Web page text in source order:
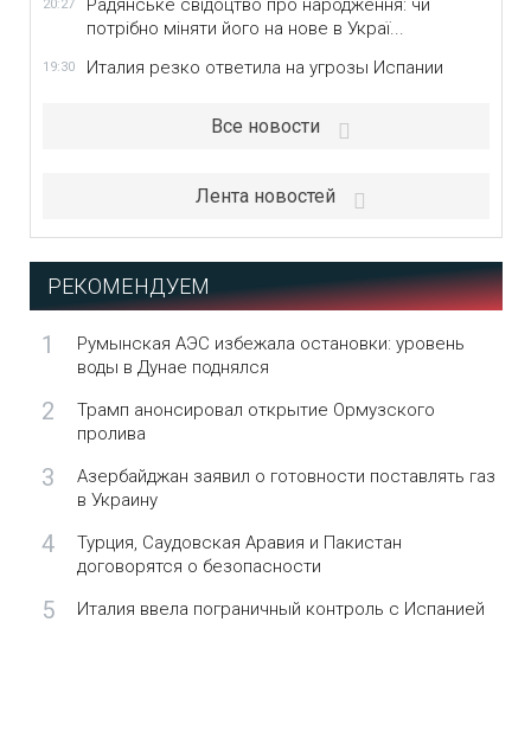
20:27
Радянське свідоцтво про народження: чи
потрібно міняти його на нове в Украї...
19:30 Италия резко ответила на угрозы Испании
Все новости
Лента новостей
РЕКОМЕНДУЕМ
1
Румынская АЭС избежала остановки: уровень
воды в Дунае поднялся
2
Трамп анонсировал открытие Ормузского
пролива
3
Азербайджан заявил о готовности поставлять газ
в Украину
4
Турция, Саудовская Аравия и Пакистан
договорятся о безопасности
5 Италия ввела пограничный контроль с Испанией